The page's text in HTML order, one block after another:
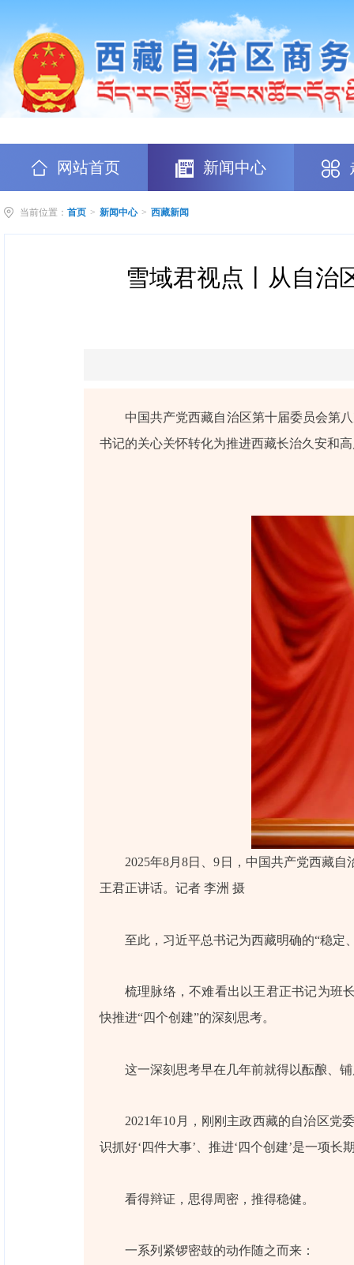
网站首页 新闻中心
当前位置： 首页 > 新闻中心 > 西藏新闻
雪域君视点丨从自治
中国共产党西藏自治区第十届委员会第
书记的关心关怀转化为推进西藏长治久安和
2025年8月8日、9日，中国共产党西藏
王君正讲话。记者 李洲 摄
至此，习近平总书记为西藏明确的“稳定
梳理脉络，不难看出以王君正书记为班
快推进“四个创建”的深刻思考。
这一深刻思考早在几年前就得以酝酿、
2021年10月，刚刚主政西藏的自治区党
识抓好‘四件大事’、推进‘四个创建’是一项
看得辩证，思得周密，推得稳健。
一系列紧锣密鼓的动作随之而来：